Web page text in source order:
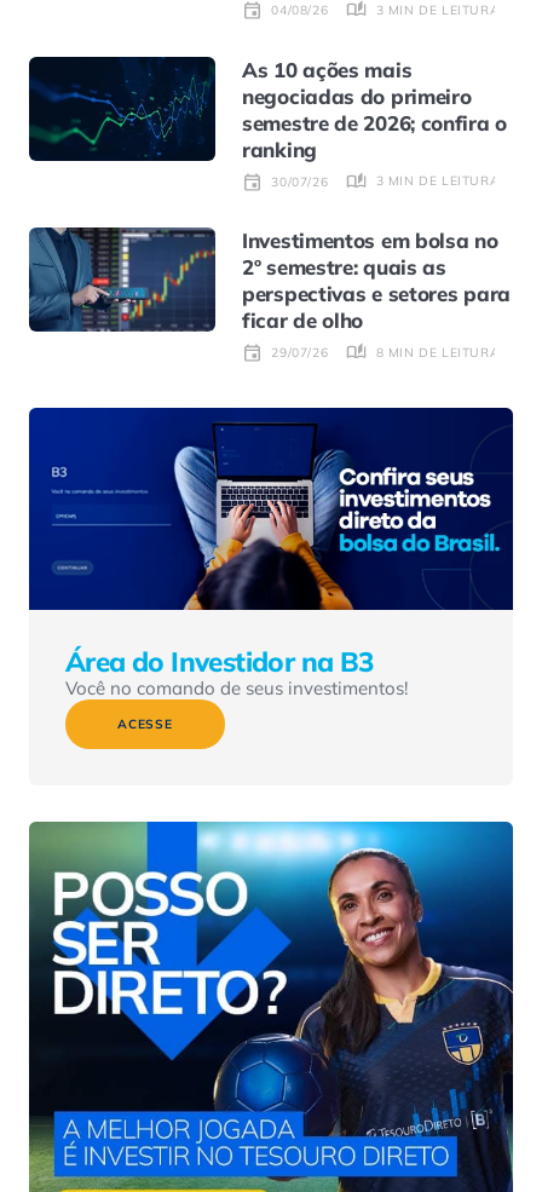
04/08/26 3 MIN DE LEITURA
As 10 ações mais
negociadas do primeiro
semestre de 2026; confira o
ranking
30/07/26 3 MIN DE LEITURA
Investimentos em bolsa no
2º semestre: quais as
perspectivas e setores para
ficar de olho
29/07/26 8 MIN DE LEITURA
Área do Investidor na B3
Você no comando de seus investimentos!
ACESSE